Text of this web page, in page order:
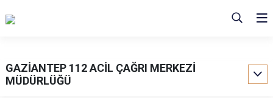
GAZİANTEP 112 ACİL ÇAĞRI MERKEZİ
MÜDÜRLÜĞÜ